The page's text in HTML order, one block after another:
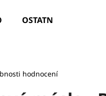
OSTATNÍ
hodnocení